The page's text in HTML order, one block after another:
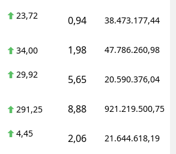
23,72 0,94 38.473.177,44
34,00 1,98 47.786.260,98
29,92 5,65 20.590.376,04
291,25 8,88 921.219.500,75
4,45 2,06 21.644.618,19